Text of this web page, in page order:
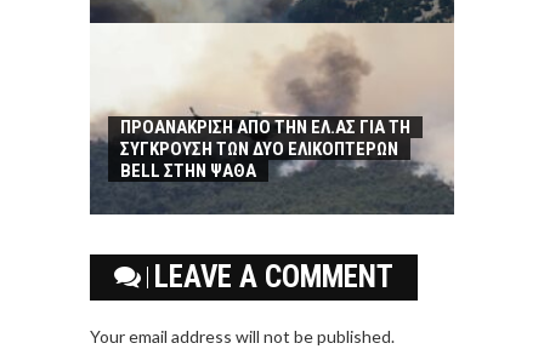
ΠΡΟΑΝΑΚΡΙΣΗ ΑΠΟ ΤΗΝ ΕΛ.ΑΣ ΓΙΑ ΤΗ
ΣΥΓΚΡΟΥΣΗ ΤΩΝ ΔΥΟ ΕΛΙΚΟΠΤΕΡΩΝ
BELL ΣΤΗΝ ΨΑΘΑ
LEAVE A COMMENT
Your email address will not be published.